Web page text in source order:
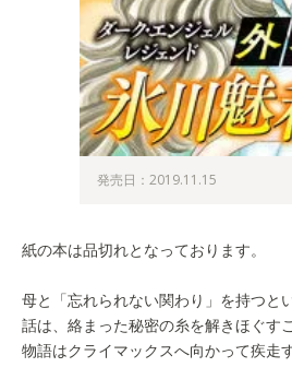
発売日：2019.11.15
紙の本は品切れとなっております。
母と「忘れられない関わり」を持つと
話は、絡まった秘密の糸を解きほぐす
物語はクライマックスへ向かって疾走